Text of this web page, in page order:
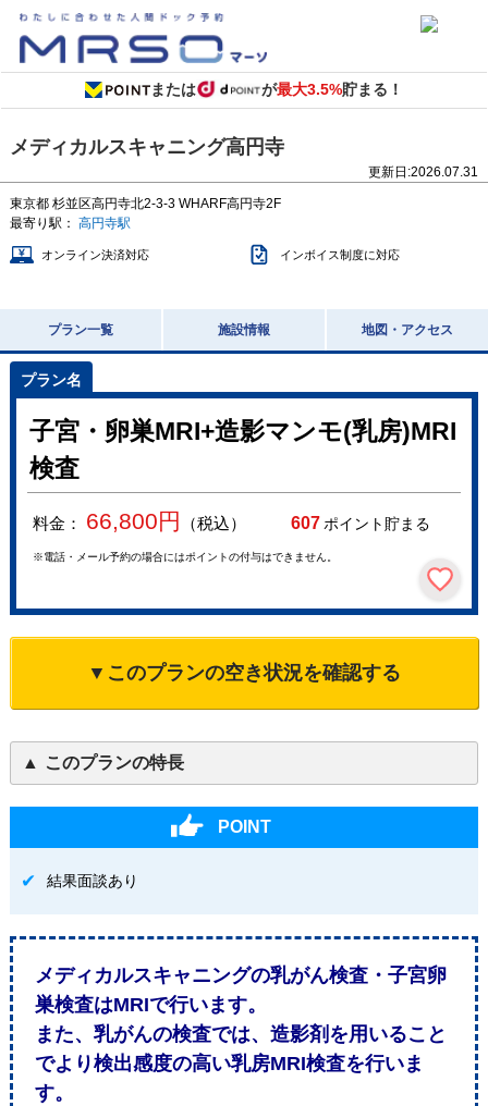
または が最大3.5%貯まる！
メディカルスキャニング高円寺
更新日:2026.07.31
東京都 杉並区高円寺北2-3-3 WHARF高円寺2F
最寄り駅： 高円寺駅
オンライン決済対応 インボイス制度に対応
プラン一覧 施設情報 地図・アクセス
子宮・卵巣MRI+造影マンモ(乳房)MRI
検査
料金： 66,800円 （税込） 607ポイント貯まる
※電話・メール予約の場合にはポイントの付与はできません。
▼このプランの空き状況を確認する
このプランの特長
POINT
結果面談あり
メディカルスキャニングの乳がん検査・子宮卵
巣検査はMRIで行います。
また、乳がんの検査では、造影剤を用いること
でより検出感度の高い乳房MRI検査を行いま
す。